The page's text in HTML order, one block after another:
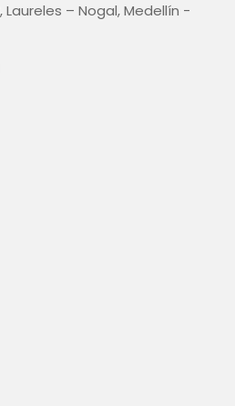
Laureles – Nogal, Medellín -